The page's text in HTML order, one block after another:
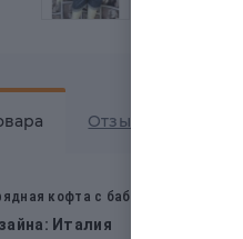
Отзывов
кофта с бабочкой и
Италия